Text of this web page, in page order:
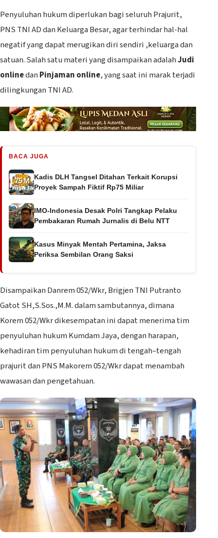
Penyuluhan hukum diperlukan bagi seluruh Prajurit,
PNS TNI AD dan Keluarga Besar, agar terhindar hal-hal
negatif yang dapat merugikan diri sendiri ,keluarga dan
satuan. Salah satu materi yang disampaikan adalahJudi
onlinedanPinjaman online, yang saat ini marak terjadi
dilingkungan TNI AD.
BACA JUGA
Kadis DLH Tangsel Ditahan Terkait Korupsi
Proyek Sampah Fiktif Rp75 Miliar
IMO-Indonesia Desak Polri Tangkap Pelaku
Pembakaran Rumah Jurnalis di Belu NTT
Kasus Minyak Mentah Pertamina, Jaksa
Periksa Sembilan Orang Saksi
Disampaikan Danrem 052/Wkr, Brigjen TNI Putranto
Gatot SH,S.Sos.,M.M. dalam sambutannya, dimana
Korem 052/Wkr dikesempatan ini dapat menerima tim
penyuluhan hukum Kumdam Jaya, dengan harapan,
kehadiran tim penyuluhan hukum di tengah–tengah
prajurit dan PNS Makorem 052/Wkr dapat menambah
wawasan dan pengetahuan.